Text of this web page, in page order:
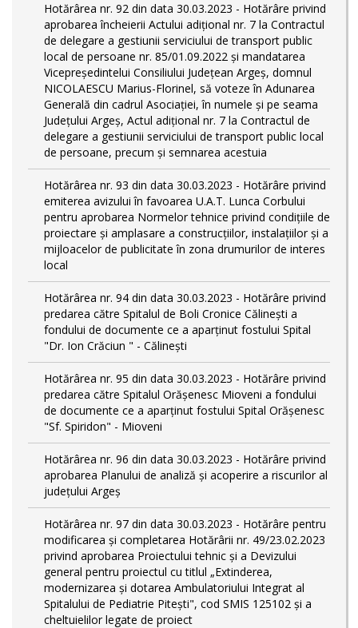
Hotărârea nr. 92 din data 30.03.2023 - Hotărâre privind
aprobarea încheierii Actului adițional nr. 7 la Contractul
de delegare a gestiunii serviciului de transport public
local de persoane nr. 85/01.09.2022 și mandatarea
Vicepreședintelui Consiliului Județean Argeș, domnul
NICOLAESCU Marius-Florinel, să voteze în Adunarea
Generală din cadrul Asociației, în numele și pe seama
Județului Argeș, Actul adițional nr. 7 la Contractul de
delegare a gestiunii serviciului de transport public local
de persoane, precum și semnarea acestuia
Hotărârea nr. 93 din data 30.03.2023 - Hotărâre privind
emiterea avizului în favoarea U.A.T. Lunca Corbului
pentru aprobarea Normelor tehnice privind condiţiile de
proiectare şi amplasare a construcţiilor, instalaţiilor şi a
mijloacelor de publicitate în zona drumurilor de interes
local
Hotărârea nr. 94 din data 30.03.2023 - Hotărâre privind
predarea către Spitalul de Boli Cronice Călinești a
fondului de documente ce a aparținut fostului Spital
"Dr. Ion Crăciun " - Călinești
Hotărârea nr. 95 din data 30.03.2023 - Hotărâre privind
predarea către Spitalul Orășenesc Mioveni a fondului
de documente ce a aparținut fostului Spital Orășenesc
"Sf. Spiridon" - Mioveni
Hotărârea nr. 96 din data 30.03.2023 - Hotărâre privind
aprobarea Planului de analiză și acoperire a riscurilor al
județului Argeș
Hotărârea nr. 97 din data 30.03.2023 - Hotărâre pentru
modificarea și completarea Hotărârii nr. 49/23.02.2023
privind aprobarea Proiectului tehnic și a Devizului
general pentru proiectul cu titlul „Extinderea,
modernizarea și dotarea Ambulatoriului Integrat al
Spitalului de Pediatrie Pitești", cod SMIS 125102 și a
cheltuielilor legate de proiect